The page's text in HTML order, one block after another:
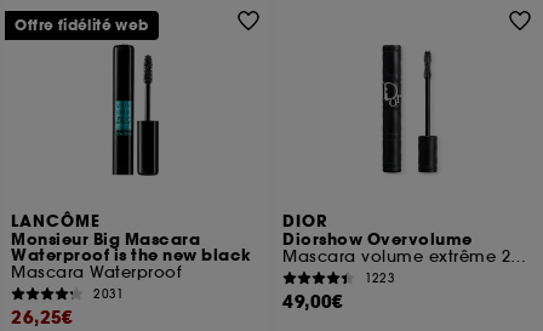
LANCÔME
Monsieur Big Mascara
Waterproof is the new black
Mascara Waterproof
2031
26,25€
Offre fidélité web
DIOR
Diorshow Overvolume
Mascara volume extrême 24 h et définition cil-à-cil
1223
49,00€